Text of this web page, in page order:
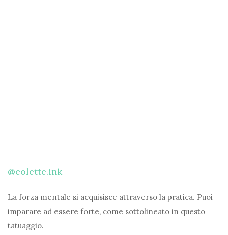
@colette.ink
La forza mentale si acquisisce attraverso la pratica. Puoi
imparare ad essere forte, come sottolineato in questo
tatuaggio.